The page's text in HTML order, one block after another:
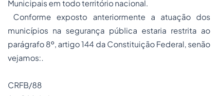
Municipais em todo território nacional.
Conforme exposto anteriormente a atuação dos
municípios na segurança pública estaria restrita ao
parágrafo 8º, artigo 144 da Constituição Federal, senão
vejamos:.
CRFB/88